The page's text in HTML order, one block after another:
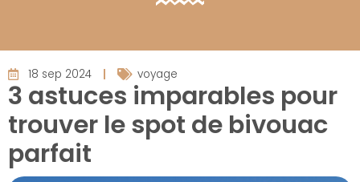
18 sep 2024 voyage
3 astuces imparables pour
trouver le spot de bivouac
parfait